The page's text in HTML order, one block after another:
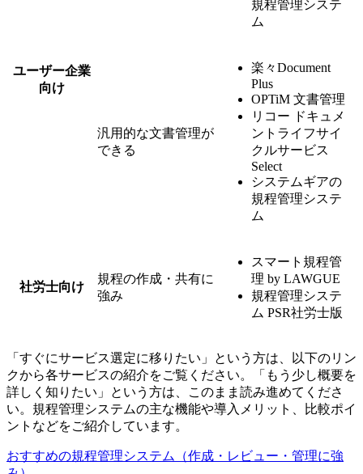
ユーザー企業
向け
規程管理システ
ム
汎用的な文書管理が
できる
楽々Document
Plus
OPTiM 文書管理
リコー ドキュメ
ントライフサイ
クルサービス
Select
システムギアの
規程管理システ
ム
社労士向け
規程の作成・共有に
強み
スマート規程管
理 by LAWGUE
規程管理システ
ム PSR社労士版
「すぐにサービス選定に移りたい」という方は、以下のリン
クから各サービスの紹介をご覧ください。「もう少し概要を
詳しく知りたい」という方は、このまま読み進めてくださ
い。規程管理システムの主な機能や導入メリット、比較ポイ
ントなどをご紹介しています。
おすすめの規程管理システム（作成・レビュー・管理に強